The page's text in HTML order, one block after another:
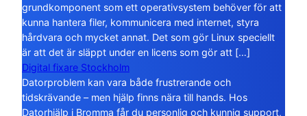
grundkomponent som ett operativsystem behöver för att
kunna hantera filer, kommunicera med internet, styra
hårdvara och mycket annat. Det som gör Linux speciellt
är att det är släppt under en licens som gör att […]
Digital fixare Stockholm
Datorproblem kan vara både frustrerande och
tidskrävande – men hjälp finns nära till hands. Hos
Datorhjälp i Bromma får du personlig och kunnig support,